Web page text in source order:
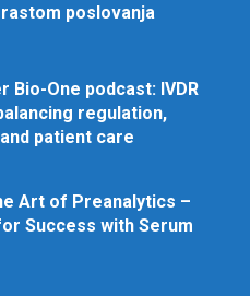
poslovanja
Bio-One podcast: IVDR
regulation,
patient care
Art of Preanalytics –
Success with Serum